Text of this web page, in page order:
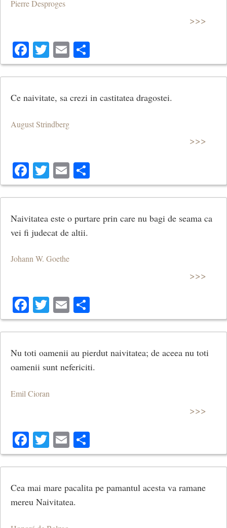
Pierre Desproges
>>>
Facebook
Twitter
Email
Ce naivitate, sa crezi in castitatea dragostei.
August Strindberg
>>>
Facebook
Twitter
Email
Naivitatea este o purtare prin care nu bagi de seama ca
vei fi judecat de altii.
Johann W. Goethe
>>>
Facebook
Twitter
Email
Nu toti oamenii au pierdut naivitatea; de aceea nu toti
oamenii sunt nefericiti.
Emil Cioran
>>>
Facebook
Twitter
Email
Cea mai mare pacalita pe pamantul acesta va ramane
mereu Naivitatea.